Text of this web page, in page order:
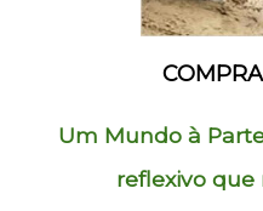
Um Mundo à
reflexivo que